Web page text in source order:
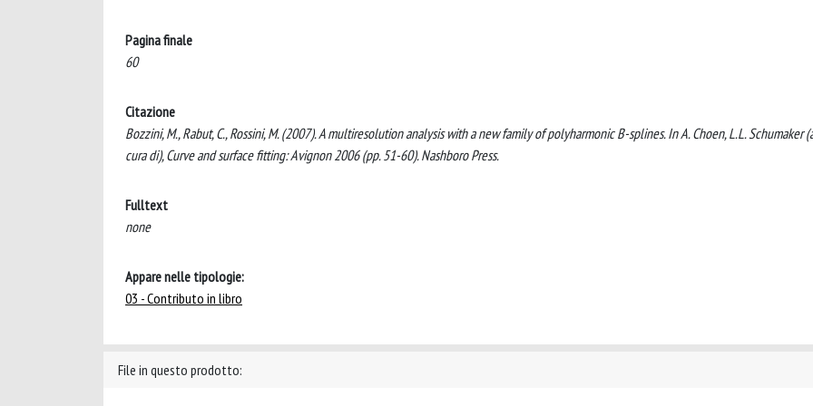
Pagina finale
60
Citazione
Bozzini, M., Rabut, C., Rossini, M. (2007). A multiresolution analysis with a new family of polyharmonic B-splines. In A. Choen, L.L. Schumaker
cura di), Curve and surface fitting: Avignon 2006 (pp. 51-60). Nashboro Press.
Fulltext
none
Appare nelle tipologie:
03 - Contributo in libro
File in questo prodotto: